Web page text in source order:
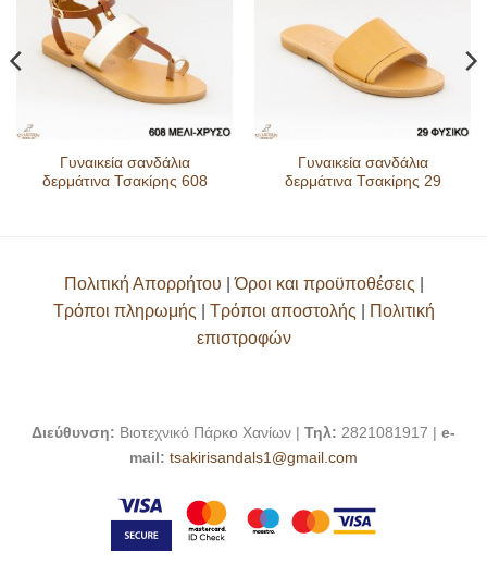
Γυναικεία σανδάλια
δερμάτινα Τσακίρης 608
Γυναικεία σανδάλια
δερμάτινα Τσακίρης 29
Πολιτική Απορρήτου |Όροι και προϋποθέσεις
Τρόποι πληρωμής
Τρόποι αποστολής
Πολιτική
επιστροφών
Διεύθυνση: Βιοτεχνικό Πάρκο Χανίων | Τηλ: 2821081917 | e-
mail: tsakirisandals1@gmail.com